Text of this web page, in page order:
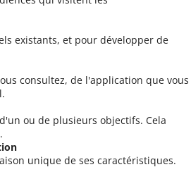
existants, et pour développer de
consultez, de l'application que vous
ou de plusieurs objectifs. Cela
unique de ses caractéristiques.